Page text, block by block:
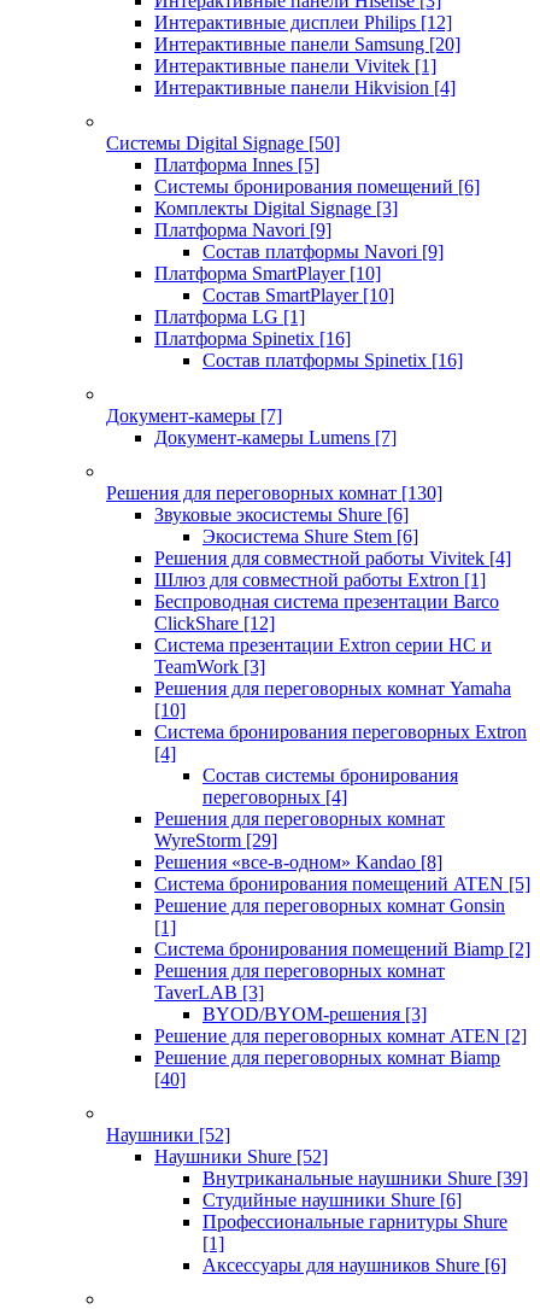
Интерактивные дисплеи Philips [12]
Интерактивные панели Samsung [20]
Интерактивные панели Vivitek [1]
Интерактивные панели Hikvision [4]
Системы Digital Signage [50]
Платформа Innes [5]
Системы бронирования помещений [6]
Комплекты Digital Signage [3]
Платформа Navori [9]
Состав платформы Navori [9]
Платформа SmartPlayer [10]
Состав SmartPlayer [10]
Платформа LG [1]
Платформа Spinetix [16]
Состав платформы Spinetix [16]
Документ-камеры [7]
Документ-камеры Lumens [7]
Решения для переговорных комнат [130]
Звуковые экосистемы Shure [6]
Экосистема Shure Stem [6]
Решения для совместной работы Vivitek [4]
Шлюз для совместной работы Extron [1]
Беспроводная система презентации Barco
ClickShare [12]
Система презентации Extron серии HC и
TeamWork [3]
Решения для переговорных комнат Yamaha
[10]
Система бронирования переговорных Extron
[4]
Состав системы бронирования
переговорных [4]
Решения для переговорных комнат
WyreStorm [29]
Решения «все-в-одном» Kandao [8]
Система бронирования помещений ATEN [5]
Решение для переговорных комнат Gonsin
[1]
Система бронирования помещений Biamp [2]
Решения для переговорных комнат
TaverLAB [3]
BYOD/BYOM-решения [3]
Решение для переговорных комнат ATEN [2]
Решение для переговорных комнат Biamp
[40]
Наушники [52]
Наушники Shure [52]
Внутриканальные наушники Shure [39]
Студийные наушники Shure [6]
Профессиональные гарнитуры Shure
[1]
Аксессуары для наушников Shure [6]